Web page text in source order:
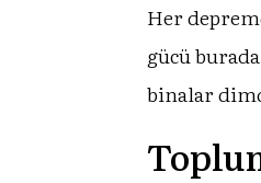
Her
gücü
binalar